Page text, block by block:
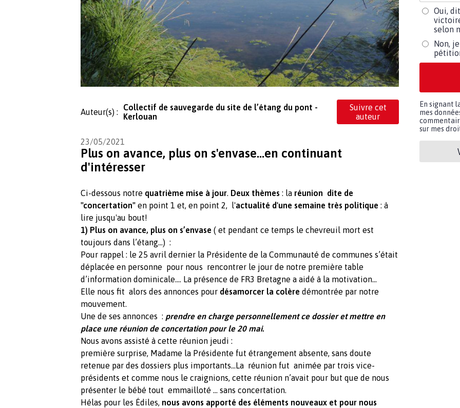
Auteur(s) :
Collectif de sauvegarde du site de l’étang du pont -
Kerlouan
Suivre cet
auteur
23/05/2021
Plus on avance, plus on s'envase...en continuant
d'intéresser
Ci-dessous notre quatrième mise à jour. Deux thèmes : la réunion dite de
"concertation" en point 1 et, en point 2, l'actualité d'une semaine très politique : à
lire jusqu'au bout!
1) Plus on avance, plus on s’envase ( et pendant ce temps le chevreuil mort est
toujours dans l’étang...) :
Pour rappel : le 25 avril dernier la Présidente de la Communauté de communes s’était
déplacée en personne pour nous rencontrer le jour de notre première table
d’information dominicale…. La présence de FR3 Bretagne a aidé à la motivation...
Elle nous fit alors des annonces pour désamorcer la colère démontrée par notre
mouvement.
Une de ses annonces : prendre en charge personnellement ce dossier et mettre en
place une réunion de concertation pour le 20 mai.
Nous avons assisté à cette réunion jeudi :
première surprise, Madame la Présidente fut étrangement absente, sans doute
retenue par des dossiers plus importants…La réunion fut animée par trois vice-
présidents et comme nous le craignions, cette réunion n’avait pour but que de nous
présenter le bébé tout emmailloté … sans concertation.
Hélas pour les Édiles, nous avons apporté des éléments nouveaux et pour nous
Oui,
selon
Non,
En signant
mes
sur mes